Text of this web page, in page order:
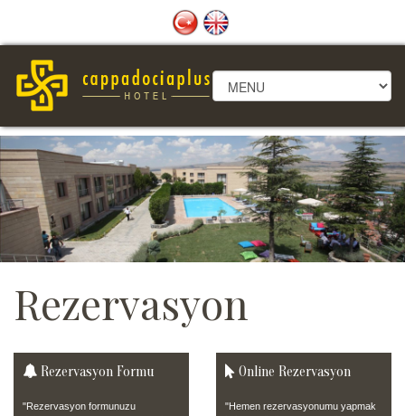
Rezervasyon
Rezervasyon Formu
"Rezervasyon formunuzu
Online Rezervasyon
"Hemen rezervasyonumu yapmak